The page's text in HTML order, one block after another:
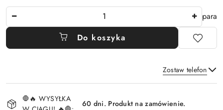
para
Do koszyka
Zostaw telefon
Dostępność
i
🛑🔥 WYSYŁKA
60 dni. Produkt na zamówienie.